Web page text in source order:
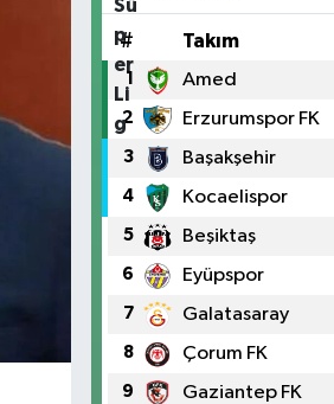
# Takım
1 Amed
2 Erzurumspor FK
3 Başakşehir
4 Kocaelispor
5 Beşiktaş
6 Eyüpspor
7 Galatasaray
8 Çorum FK
9 Gaziantep FK